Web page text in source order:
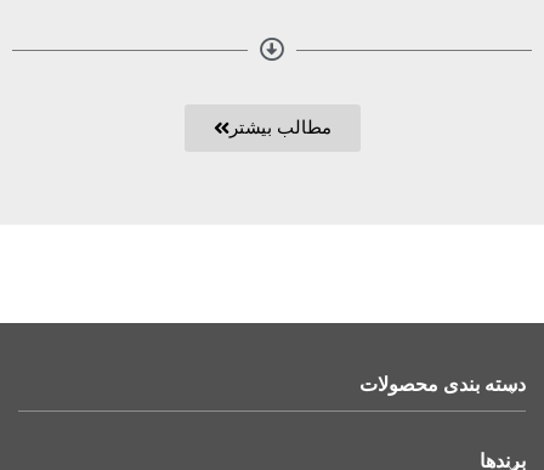
مطالب بیشتر
دسته بندی محصولات
برندها